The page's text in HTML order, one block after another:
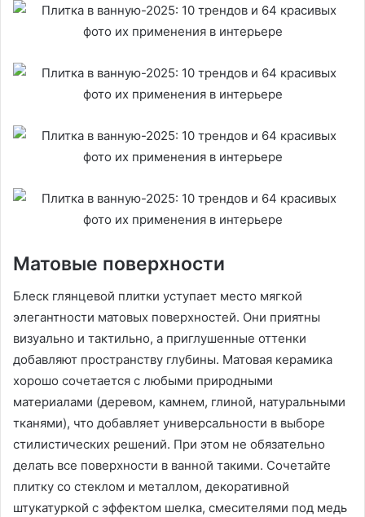
Матовые поверхности
Блеск глянцевой плитки уступает место мягкой
элегантности матовых поверхностей. Они приятны
визуально и тактильно, а приглушенные оттенки
добавляют пространству глубины. Матовая керамика
хорошо сочетается с любыми природными
материалами (деревом, камнем, глиной, натуральными
тканями), что добавляет универсальности в выборе
стилистических решений. При этом не обязательно
делать все поверхности в ванной такими. Сочетайте
плитку со стеклом и металлом, декоративной
штукатуркой с эффектом шелка, смесителями под медь